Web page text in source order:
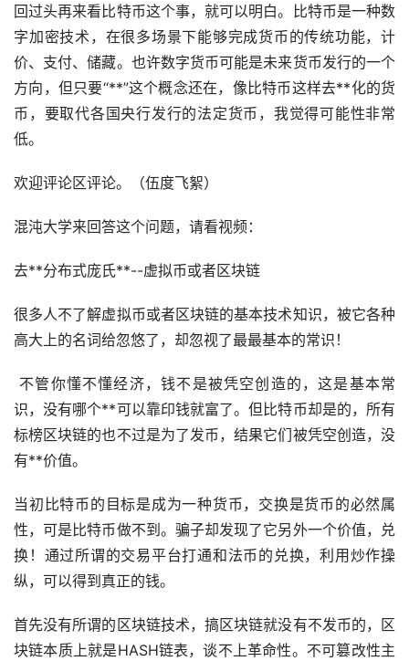
回过头再来看比特币这个事，就可以明白。比特币是一种数
字加密技术，在很多场景下能够完成货币的传统功能，计
价、支付、储藏。也许数字货币可能是未来货币发行的一个
方向，但只要“**”这个概念还在，像比特币这样去**化的货
币，要取代各国央行发行的法定货币，我觉得可能性非常
低。
欢迎评论区评论。（伍度飞絮）
混沌大学来回答这个问题，请看视频：
去**分布式庞氏**--虚拟币或者区块链
很多人不了解虚拟币或者区块链的基本技术知识，被它各种
高大上的名词给忽悠了，却忽视了最最基本的常识！
不管你懂不懂经济，钱不是被凭空创造的，这是基本常
识，没有哪个**可以靠印钱就富了。但比特币却是的，所有
标榜区块链的也不过是为了发币，结果它们被凭空创造，没
有**价值。
当初比特币的目标是成为一种货币，交换是货币的必然属
性，可是比特币做不到。骗子却发现了它另外一个价值，兑
换！通过所谓的交易平台打通和法币的兑换，利用炒作操
纵，可以得到真正的钱。
首先没有所谓的区块链技术，搞区块链就没有不发币的，区
块链本质上就是HASH链表，谈不上革命性。不可篡改性主